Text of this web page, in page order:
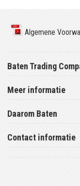
Algemene
Baten Trading
Meer informatie
Daarom Baten
Contact informatie